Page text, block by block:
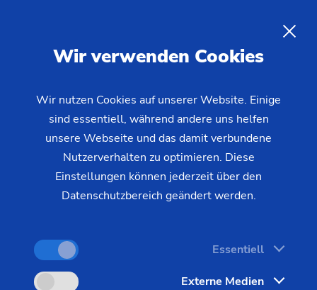
Startseite Produkte & Services
Maschinen
Drehmaschinen
Futterteile – MSC MSC 5 DUO
Wir verwenden Cookies
Wir nutzen Cookies auf unserer Website. Einige
sind essentiell, während andere uns helfen
unsere Webseite und das damit verbundene
Nutzerverhalten zu optimieren. Diese
Einstellungen können jederzeit über den
Datenschutzbereich geändert werden.
Essentiell
Externe Medien